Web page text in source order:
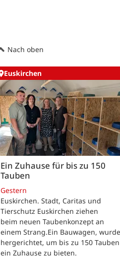
Nach oben
Euskirchen
Ein Zuhause für bis zu 150
Tauben
Gestern
Euskirchen. Stadt, Caritas und
Tierschutz Euskirchen ziehen
beim neuen Taubenkonzept an
einem Strang.Ein Bauwagen, wurde
hergerichtet, um bis zu 150 Tauben
ein Zuhause zu bieten.